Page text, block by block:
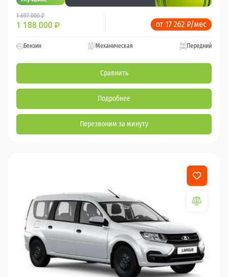
1 697 000 ₽
1 188 000 ₽ от 17 262 ₽/мес
Бензин Механическая Передний
Сравнить
Подробнее
Перезвоним за минуту